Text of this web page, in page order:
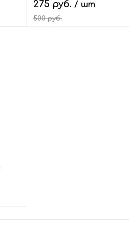
275 руб. / шт
500 руб.